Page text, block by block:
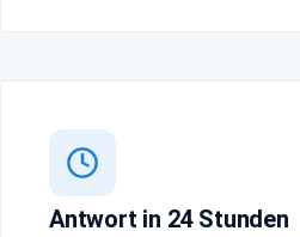
Antwort in 24 Stunden